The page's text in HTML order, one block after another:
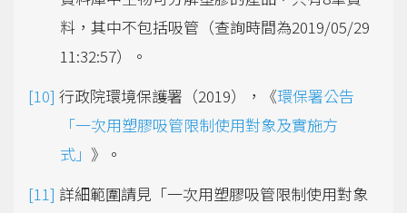
料，其中不包括吸管（查詢時間為2019/05/29
11:32:57）。
行政院環境保護署（2019），《環保署公告
「一次用塑膠吸管限制使用對象及實施方
式」 》。
詳細範圍請見「一次用塑膠吸管限制使用對象